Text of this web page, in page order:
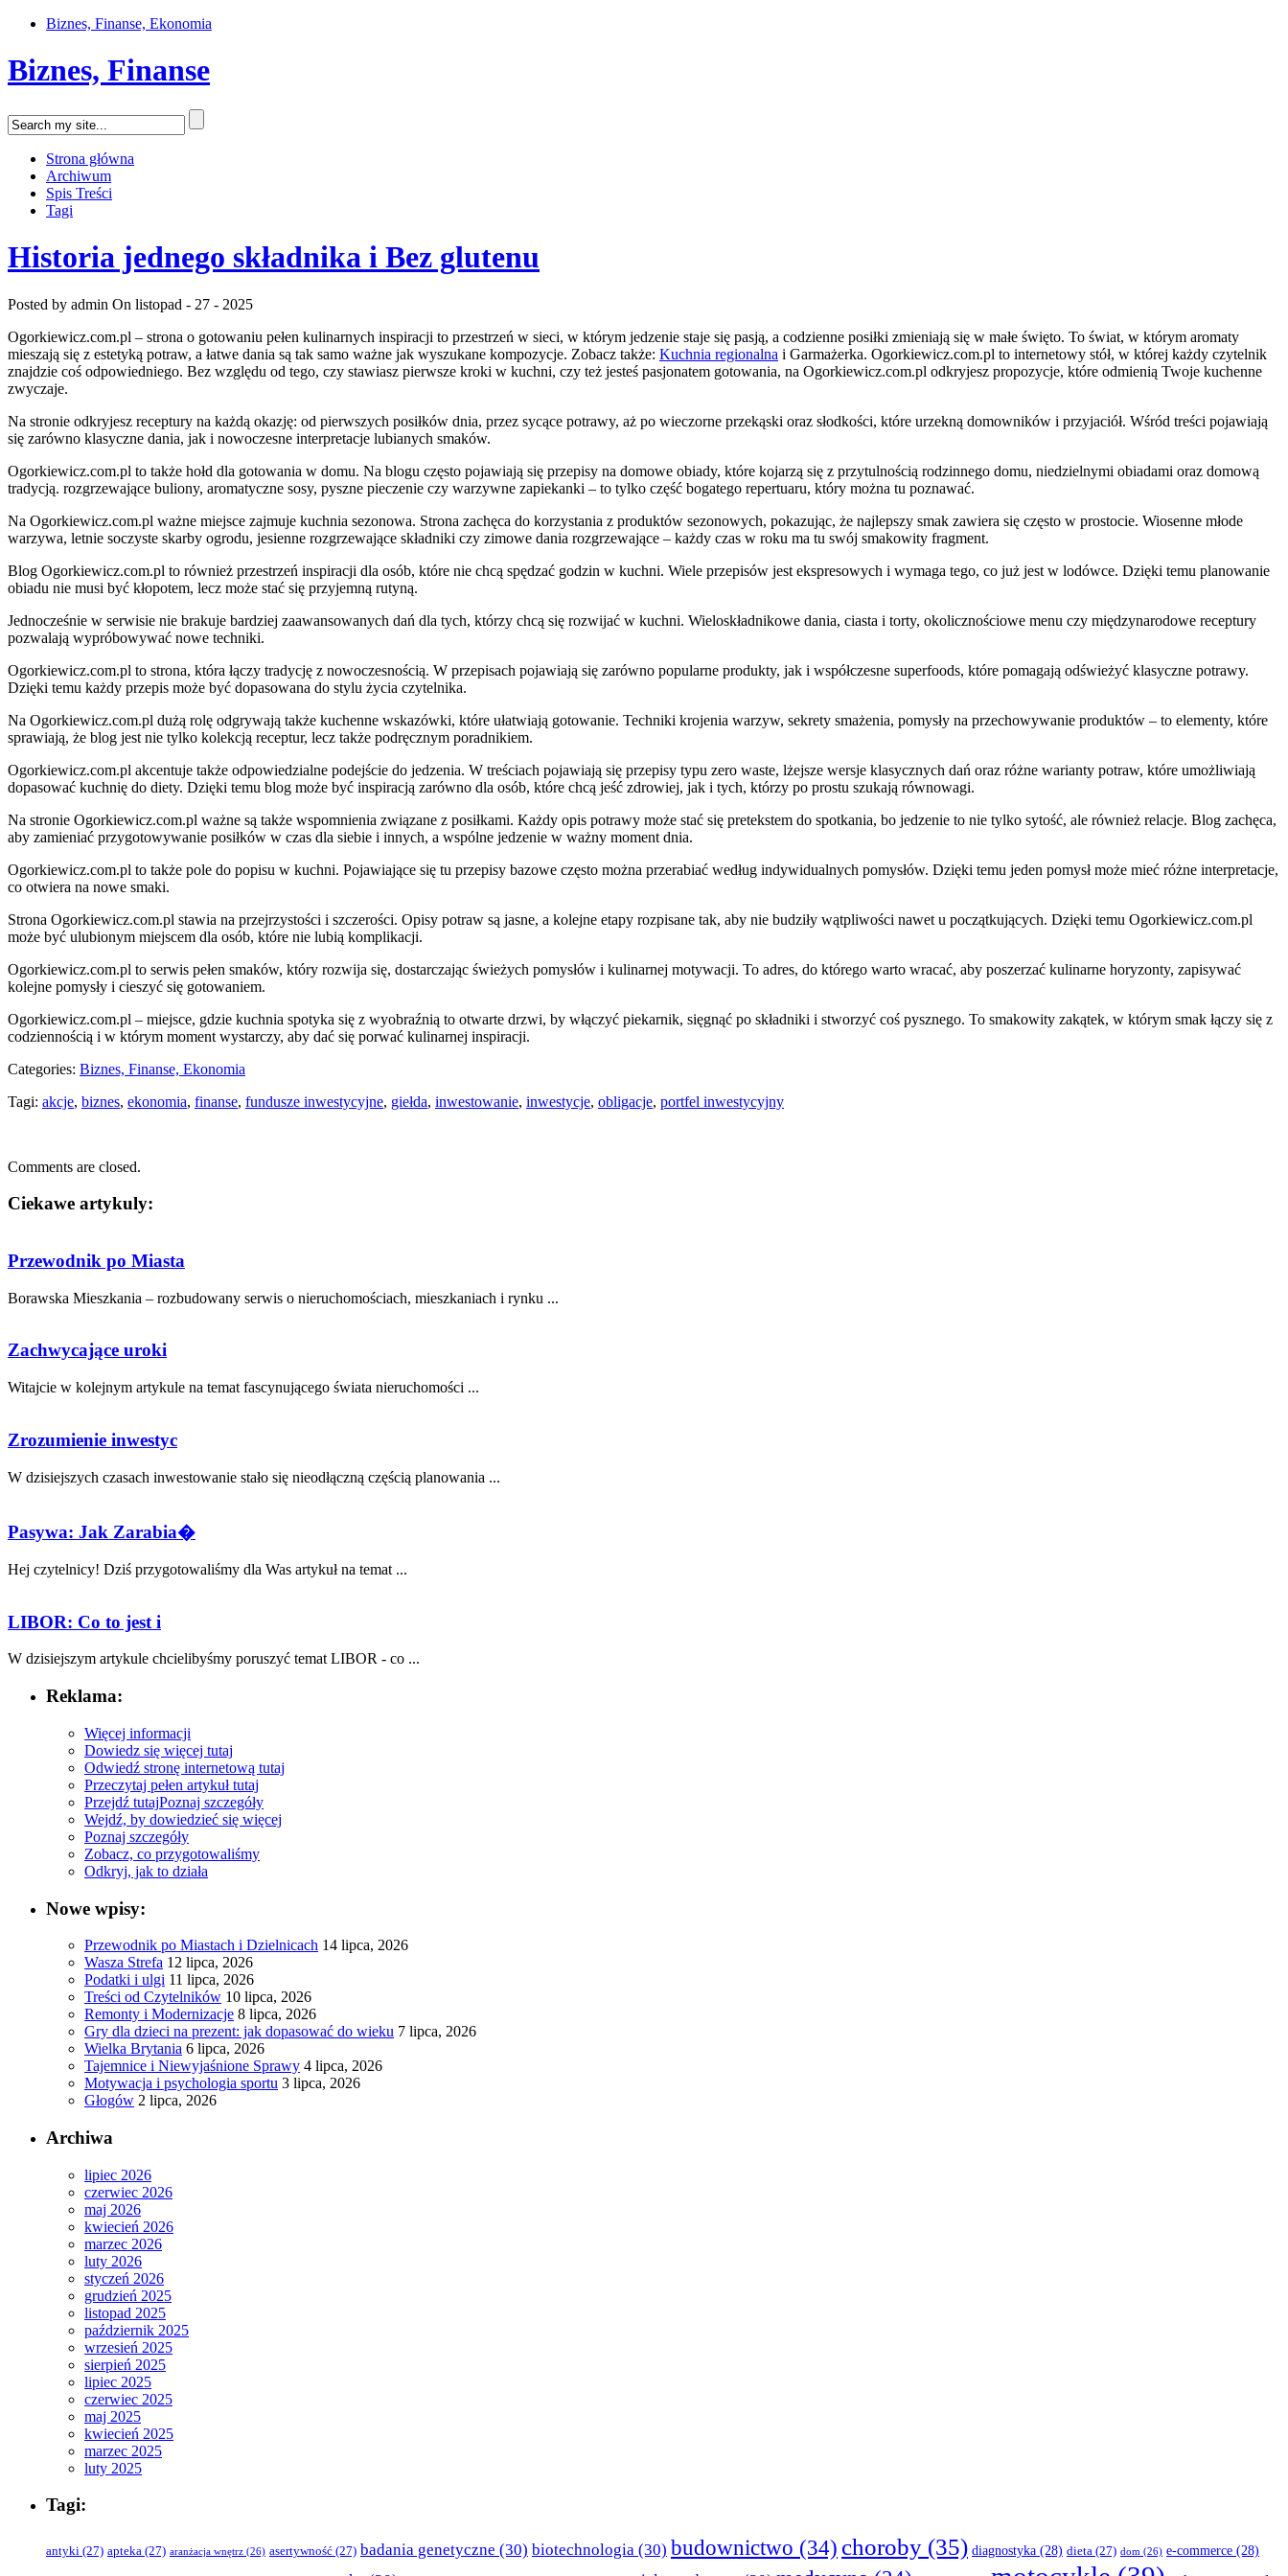
Biznes, Finanse, Ekonomia
Biznes, Finanse
Strona główna
Archiwum
Spis Treści
Tagi
Historia jednego składnika i Bez glutenu
Posted by admin On listopad - 27 - 2025
Ogorkiewicz.com.pl – strona o gotowaniu pełen kulinarnych inspiracji to przestrzeń w sieci, w którym jedzenie staje się pasją, a codzienne posiłki zmieniają się w małe święto. To świat, w którym aromaty
mieszają się z estetyką potraw, a łatwe dania są tak samo ważne jak wyszukane kompozycje. Zobacz także: Kuchnia regionalna i Garmażerka. Ogorkiewicz.com.pl to internetowy stół, w której każdy czytelnik
znajdzie coś odpowiedniego. Bez względu od tego, czy stawiasz pierwsze kroki w kuchni, czy też jesteś pasjonatem gotowania, na Ogorkiewicz.com.pl odkryjesz propozycje, które odmienią Twoje kuchenne
zwyczaje.
Na stronie odkryjesz receptury na każdą okazję: od pierwszych posiłków dnia, przez sycące potrawy, aż po wieczorne przekąski oraz słodkości, które urzekną domowników i przyjaciół. Wśród treści pojawiają
się zarówno klasyczne dania, jak i nowoczesne interpretacje lubianych smaków.
Ogorkiewicz.com.pl to także hołd dla gotowania w domu. Na blogu często pojawiają się przepisy na domowe obiady, które kojarzą się z przytulnością rodzinnego domu, niedzielnymi obiadami oraz domową
tradycją. rozgrzewające buliony, aromatyczne sosy, pyszne pieczenie czy warzywne zapiekanki – to tylko część bogatego repertuaru, który można tu poznawać.
Na Ogorkiewicz.com.pl ważne miejsce zajmuje kuchnia sezonowa. Strona zachęca do korzystania z produktów sezonowych, pokazując, że najlepszy smak zawiera się często w prostocie. Wiosenne młode
warzywa, letnie soczyste skarby ogrodu, jesienne rozgrzewające składniki czy zimowe dania rozgrzewające – każdy czas w roku ma tu swój smakowity fragment.
Blog Ogorkiewicz.com.pl to również przestrzeń inspiracji dla osób, które nie chcą spędzać godzin w kuchni. Wiele przepisów jest ekspresowych i wymaga tego, co już jest w lodówce. Dzięki temu planowanie
obiadu nie musi być kłopotem, lecz może stać się przyjemną rutyną.
Jednocześnie w serwisie nie brakuje bardziej zaawansowanych dań dla tych, którzy chcą się rozwijać w kuchni. Wieloskładnikowe dania, ciasta i torty, okolicznościowe menu czy międzynarodowe receptury
pozwalają wypróbowywać nowe techniki.
Ogorkiewicz.com.pl to strona, która łączy tradycję z nowoczesnością. W przepisach pojawiają się zarówno popularne produkty, jak i współczesne superfoods, które pomagają odświeżyć klasyczne potrawy.
Dzięki temu każdy przepis może być dopasowana do stylu życia czytelnika.
Na Ogorkiewicz.com.pl dużą rolę odgrywają także kuchenne wskazówki, które ułatwiają gotowanie. Techniki krojenia warzyw, sekrety smażenia, pomysły na przechowywanie produktów – to elementy, które
sprawiają, że blog jest nie tylko kolekcją receptur, lecz także podręcznym poradnikiem.
Ogorkiewicz.com.pl akcentuje także odpowiedzialne podejście do jedzenia. W treściach pojawiają się przepisy typu zero waste, lżejsze wersje klasycznych dań oraz różne warianty potraw, które umożliwiają
dopasować kuchnię do diety. Dzięki temu blog może być inspiracją zarówno dla osób, które chcą jeść zdrowiej, jak i tych, którzy po prostu szukają równowagi.
Na stronie Ogorkiewicz.com.pl ważne są także wspomnienia związane z posiłkami. Każdy opis potrawy może stać się pretekstem do spotkania, bo jedzenie to nie tylko sytość, ale również relacje. Blog zachęca,
aby zamieniać przygotowywanie posiłków w czas dla siebie i innych, a wspólne jedzenie w ważny moment dnia.
Ogorkiewicz.com.pl to także pole do popisu w kuchni. Pojawiające się tu przepisy bazowe często można przerabiać według indywidualnych pomysłów. Dzięki temu jeden pomysł może mieć różne interpretacje,
co otwiera na nowe smaki.
Strona Ogorkiewicz.com.pl stawia na przejrzystości i szczerości. Opisy potraw są jasne, a kolejne etapy rozpisane tak, aby nie budziły wątpliwości nawet u początkujących. Dzięki temu Ogorkiewicz.com.pl
może być ulubionym miejscem dla osób, które nie lubią komplikacji.
Ogorkiewicz.com.pl to serwis pełen smaków, który rozwija się, dostarczając świeżych pomysłów i kulinarnej motywacji. To adres, do którego warto wracać, aby poszerzać kulinarne horyzonty, zapisywać
kolejne pomysły i cieszyć się gotowaniem.
Ogorkiewicz.com.pl – miejsce, gdzie kuchnia spotyka się z wyobraźnią to otwarte drzwi, by włączyć piekarnik, sięgnąć po składniki i stworzyć coś pysznego. To smakowity zakątek, w którym smak łączy się z
codziennością i w którym moment wystarczy, aby dać się porwać kulinarnej inspiracji.
Categories: Biznes, Finanse, Ekonomia
Tagi: akcje, biznes, ekonomia, finanse, fundusze inwestycyjne, giełda, inwestowanie, inwestycje, obligacje, portfel inwestycyjny
Comments are closed.
Ciekawe artykuly:
Przewodnik po Miasta
Borawska Mieszkania – rozbudowany serwis o nieruchomościach, mieszkaniach i rynku ...
Zachwycające uroki
Witajcie w kolejnym‍ artykule na ⁣temat fascynującego świata nieruchomości ...
Zrozumienie inwestyc
W dzisiejszych ⁢czasach ‌inwestowanie stało się nieodłączną ‍częścią planowania ...
Pasywa: Jak Zarabia�
Hej⁢ czytelnicy! Dziś przygotowaliśmy dla Was ⁢artykuł na⁢ temat⁢ ...
LIBOR: Co to jest i
W dzisiejszym artykule chcielibyśmy⁣ poruszyć temat LIBOR - co⁤ ...
Reklama:
Więcej informacji
Dowiedz się więcej tutaj
Odwiedź stronę internetową tutaj
Przeczytaj pełen artykuł tutaj
Przejdź tutajPoznaj szczegóły
Wejdź, by dowiedzieć się więcej
Poznaj szczegóły
Zobacz, co przygotowaliśmy
Odkryj, jak to działa
Nowe wpisy:
Przewodnik po Miastach i Dzielnicach 14 lipca, 2026
Wasza Strefa 12 lipca, 2026
Podatki i ulgi 11 lipca, 2026
Treści od Czytelników 10 lipca, 2026
Remonty i Modernizacje 8 lipca, 2026
Gry dla dzieci na prezent: jak dopasować do wieku 7 lipca, 2026
Wielka Brytania 6 lipca, 2026
Tajemnice i Niewyjaśnione Sprawy 4 lipca, 2026
Motywacja i psychologia sportu 3 lipca, 2026
Głogów 2 lipca, 2026
Archiwa
lipiec 2026
czerwiec 2026
maj 2026
kwiecień 2026
marzec 2026
luty 2026
styczeń 2026
grudzień 2025
listopad 2025
październik 2025
wrzesień 2025
sierpień 2025
lipiec 2025
czerwiec 2025
maj 2025
kwiecień 2025
marzec 2025
luty 2025
Tagi:
antyki (27) apteka (27) aranżacja wnętrz (26) asertywność (27) badania genetyczne (30) biotechnologia (30) budownictwo (34) choroby (35) diagnostyka (28) dieta (27) dom (26) e-commerce (28)